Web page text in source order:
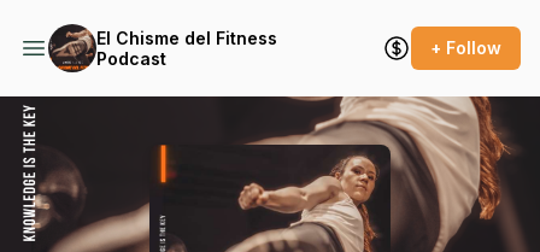
El Chisme del Fitness
Podcast
+ Follow
Podcast Background Image